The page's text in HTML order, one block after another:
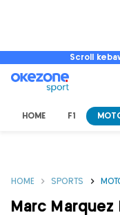
Scroll
HOME F1
HOME SPORTS
Marc